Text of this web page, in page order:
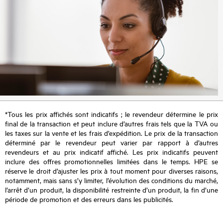
*Tous les prix affichés sont indicatifs ; le revendeur détermine le prix
final de la transaction et peut inclure d’autres frais tels que la TVA ou
les taxes sur la vente et les frais d’expédition. Le prix de la transaction
déterminé par le revendeur peut varier par rapport à d’autres
revendeurs et au prix indicatif affiché. Les prix indicatifs peuvent
inclure des offres promotionnelles limitées dans le temps. HPE se
réserve le droit d’ajuster les prix à tout moment pour diverses raisons,
notamment, mais sans s’y limiter, l’évolution des conditions du marché,
l’arrêt d’un produit, la disponibilité restreinte d’un produit, la fin d’une
période de promotion et des erreurs dans les publicités.